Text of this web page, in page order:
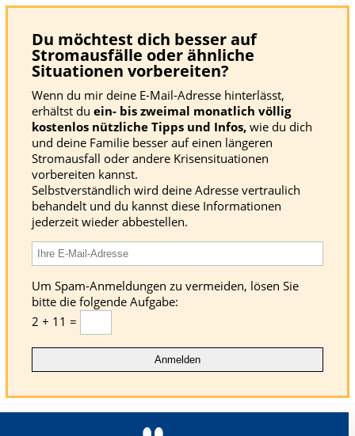
Du möchtest dich besser auf
Stromausfälle oder ähnliche
Situationen vorbereiten?
Wenn du mir deine E-Mail-Adresse hinterlässt,
erhältst du ein- bis zweimal monatlich völlig
kostenlos nützliche Tipps und Infos,wie du dich
und deine Familie besser auf einen längeren
Stromausfall oder andere Krisensituationen
vorbereiten kannst.
Selbstverständlich wird deine Adresse vertraulich
behandelt und du kannst diese Informationen
jederzeit wieder abbestellen.
Um Spam-Anmeldungen zu vermeiden, lösen Sie
bitte die folgende Aufgabe:
2 + 11 =